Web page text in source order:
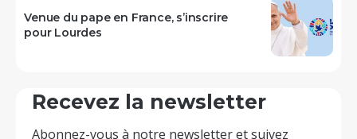
Venue du pape en France, s’inscrire
pour Lourdes
Recevez la newsletter
Abonnez-vous à notre newsletter et suivez